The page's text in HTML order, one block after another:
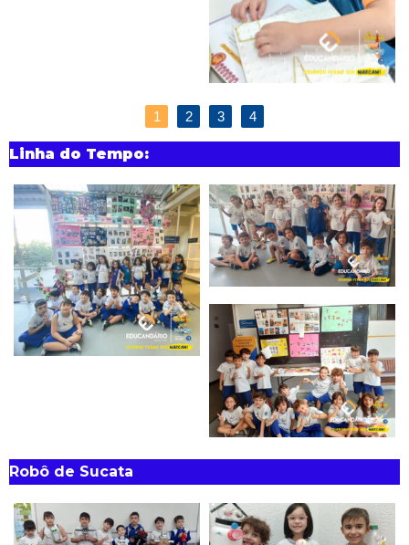
1 2 3 4
Linha do Tempo:
Robô de Sucata